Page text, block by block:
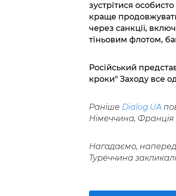
зустрітися
краще
через санкції,
тіньовим флотом,
Російський
кроки" Заходу все
Раніше Dialog.UA
Німеччина, Франція
Нагадаємо,
Туреччина